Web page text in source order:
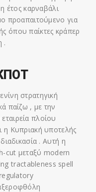
έτος καρναβάλι
προαπαιτούμενο για
όπου παίκτες κράπερ
.
στρατηγική
παίζω , με την
πλοίου
η Κυπριακή υποτελής
. Αυτή η
cut μεταξύ modern
tractableness spell
regulatory